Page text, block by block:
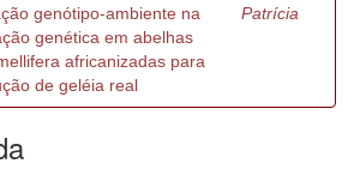
genótipo-ambiente na
genética em abelhas
africanizadas para
de geléia real
Patrícia